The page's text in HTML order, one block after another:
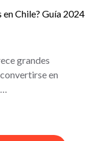
Chile? Guía 2024
grandes
en